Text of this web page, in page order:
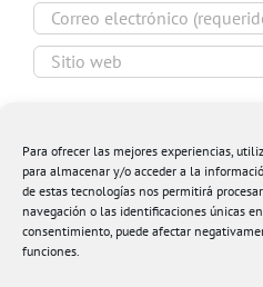
Para ofrecer las mejores experiencias,
para almacenar y/o acceder a la
de estas tecnologías nos permitirá
navegación o las identificaciones únicas
consentimiento, puede afectar
funciones.
navegador para la próxima